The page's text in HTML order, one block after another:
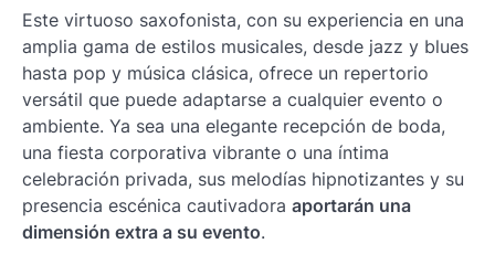
Este virtuoso saxofonista, con su experiencia en una
amplia gama de estilos musicales, desde jazz y blues
hasta pop y música clásica, ofrece un repertorio
versátil que puede adaptarse a cualquier evento o
ambiente. Ya sea una elegante recepción de boda,
una fiesta corporativa vibrante o una íntima
celebración privada, sus melodías hipnotizantes y su
presencia escénica cautivadora aportarán una
dimensión extra a su evento.